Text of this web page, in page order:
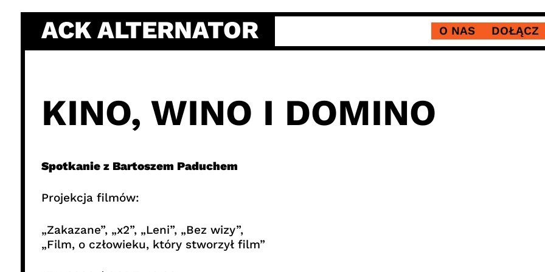
content
ACK ALTERNATOR O NAS DOŁĄCZ
KINO, WINO I DOMINO
Spotkanie z Bartoszem Paduchem
Projekcja filmów:
„Zakazane”, „x2”, „Leni”, „Bez wizy”,
„Film, o człowieku, który stworzył film”